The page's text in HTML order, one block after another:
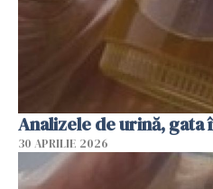
Analizele de urină, gata
30 APRILIE 2026